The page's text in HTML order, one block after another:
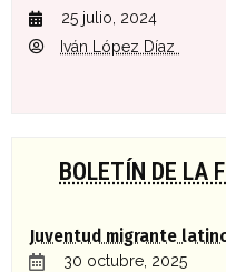
25 julio, 2024
Iván López Díaz
BOLETÍN DE LA
Juventud migrante
30 octubre, 2025